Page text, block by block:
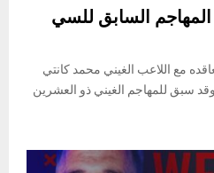
السابق للسي
مع اللاعب الغيني محمد كانتي
سبق للمهاجم الغيني ذو العشرين